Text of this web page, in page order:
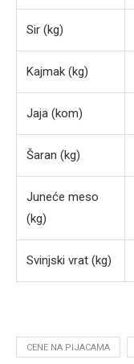
Sir (kg)
Kajmak (kg)
Jaja (kom)
Šaran (kg)
Juneće meso
(kg)
Svinjski vrat (kg)
CENE NA PIJACAMA